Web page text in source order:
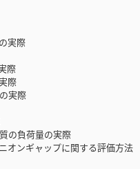
実際
際
際
実際
負荷量の実際
ンギャップに関する評価方法